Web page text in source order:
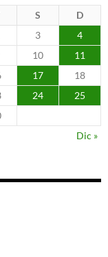
S
D
3
4
10
11
17
18
24
25
Dic »